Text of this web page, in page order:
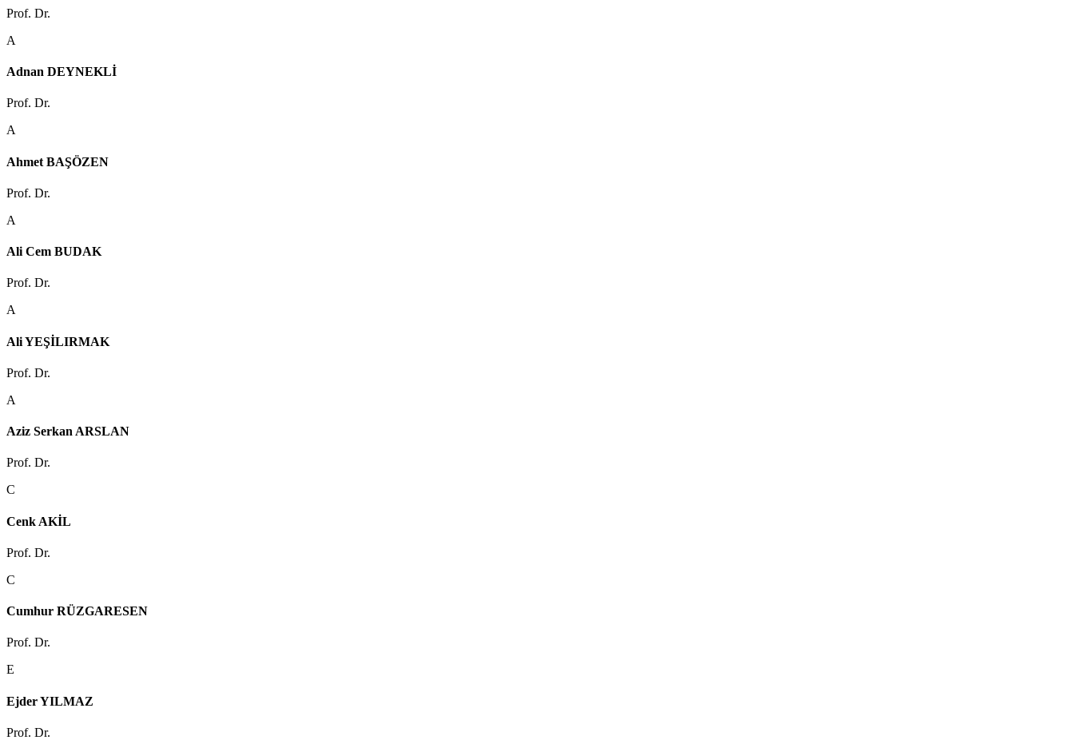
Prof. Dr.
A
Adnan DEYNEKLİ
Prof. Dr.
A
Ahmet BAŞÖZEN
Prof. Dr.
A
Ali Cem BUDAK
Prof. Dr.
A
Ali YEŞİLIRMAK
Prof. Dr.
A
Aziz Serkan ARSLAN
Prof. Dr.
C
Cenk AKİL
Prof. Dr.
C
Cumhur RÜZGARESEN
Prof. Dr.
E
Ejder YILMAZ
Prof. Dr.